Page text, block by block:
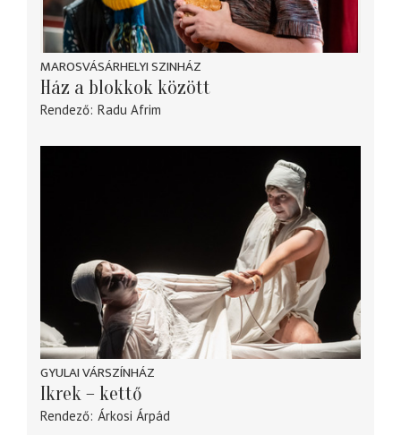
MAROSVÁSÁRHELYI SZINHÁZ
Ház a blokkok között
Rendező Radu Afrim
GYULAI VÁRSZÍNHÁZ
Ikrek – kettő
Rendező Árkosi Árpád